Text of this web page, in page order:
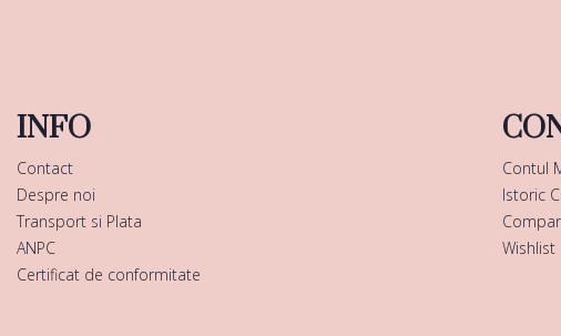
INFO
Contact
Despre noi
Transport si Plata
ANPC
Certificat de conformitate
Contul
Istoric
Wishlist